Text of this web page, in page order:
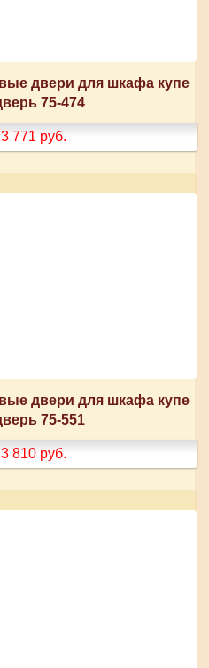
двери для шкафа купе
75-474
771 руб.
двери для шкафа купе
75-551
810 руб.